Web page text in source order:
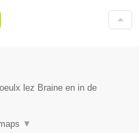
lez Braine en in de
▼